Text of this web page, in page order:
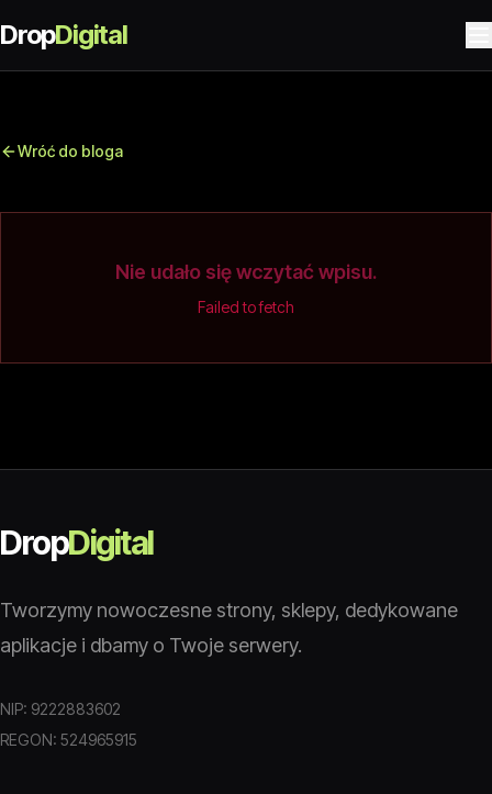
DropDigital
Wróć do bloga
Nie udało się wczytać wpisu.
Failed to fetch
DropDigital
Tworzymy nowoczesne strony, sklepy, dedykowane
aplikacje i dbamy o Twoje serwery.
NIP: 9222883602
REGON: 524965915